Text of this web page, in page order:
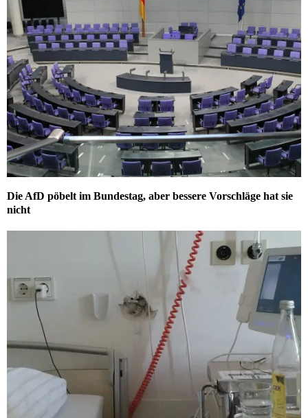
Die AfD pöbelt im Bundestag, aber bessere Vorschläge hat sie
nicht